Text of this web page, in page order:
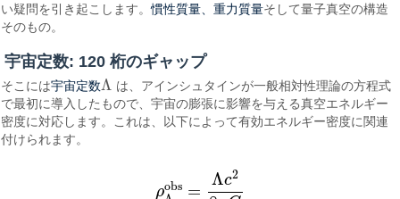
い疑問を引き起こします。慣性質量、重力質量そして量子真空の構造
そのもの。
宇宙定数: 120 桁のギャップ
そこには宇宙定数Λ
Λ は、アインシュタインが一般相対性理論の方程式
で最初に導入したもので、宇宙の膨張に影響を与える真空エネルギー
密度に対応します。これは、以下によって有効エネルギー密度に関連
付けられます。
ρobs =
Λc2
ρΛobs= Λc28π